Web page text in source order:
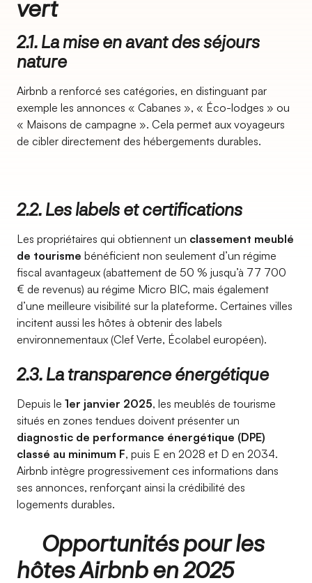
vert
2.1. La mise en avant des séjours
nature
Airbnb a renforcé ses catégories, en distinguant par
exemple les annonces « Cabanes », « Éco-lodges » ou
« Maisons de campagne ». Cela permet aux voyageurs
de cibler directement des hébergements durables.
2.2. Les labels et certifications
Les propriétaires qui obtiennent un classement meublé
de tourisme bénéficient non seulement d’un régime
fiscal avantageux (abattement de 50 % jusqu’à 77 700
€ de revenus) au régime Micro BIC, mais également
d’une meilleure visibilité sur la plateforme. Certaines villes
incitent aussi les hôtes à obtenir des labels
environnementaux (Clef Verte, Écolabel européen).
2.3. La transparence énergétique
Depuis le 1er janvier 2025, les meublés de tourisme
situés en zones tendues doivent présenter un
diagnostic de performance énergétique (DPE)
classé au minimum F, puis E en 2028 et D en 2034.
Airbnb intègre progressivement ces informations dans
ses annonces, renforçant ainsi la crédibilité des
logements durables.
Opportunités pour les
hôtes Airbnb en 2025